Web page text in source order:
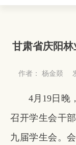
甘肃省庆阳
作者： 杨金燚
4月19日晚
召开学生会干
九届学生会。